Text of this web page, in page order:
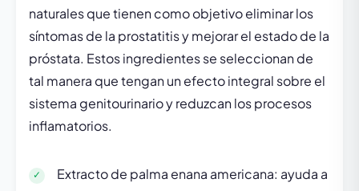
naturales que tienen como objetivo eliminar los
síntomas de la prostatitis y mejorar el estado de la
próstata. Estos ingredientes se seleccionan de
tal manera que tengan un efecto integral sobre el
sistema genitourinario y reduzcan los procesos
inflamatorios.
Extracto de palma enana americana: ayuda a